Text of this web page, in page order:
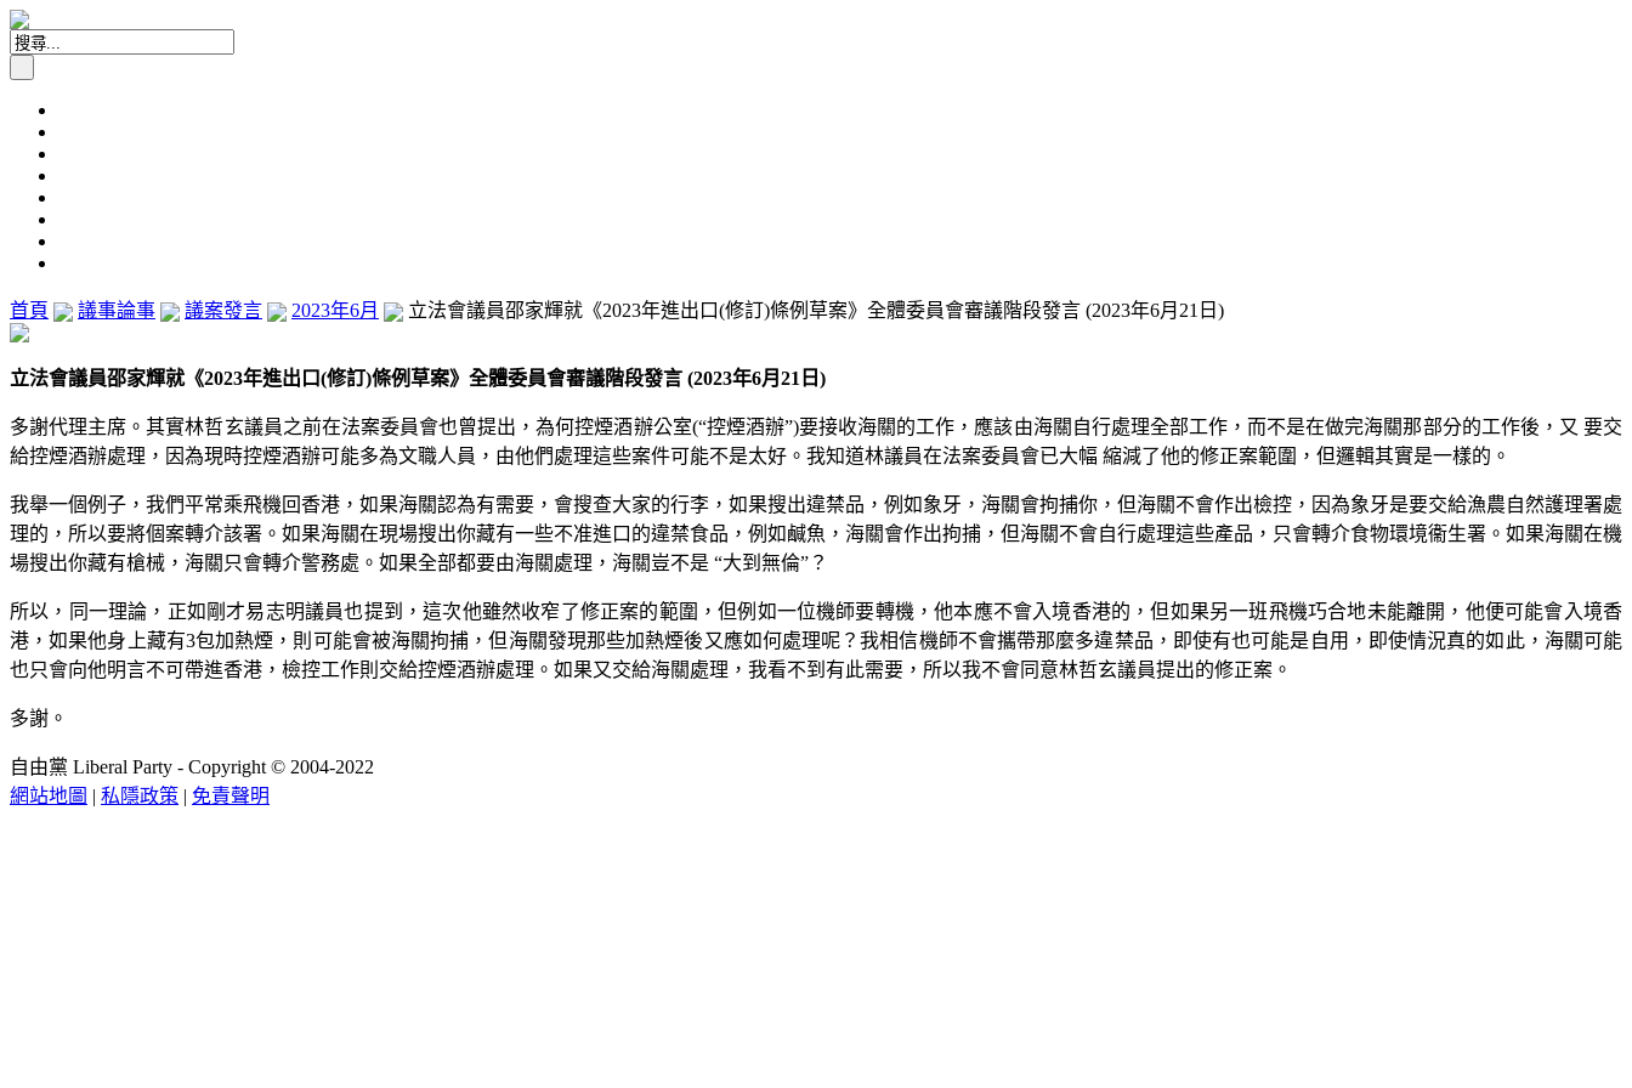
首頁 議事論事 議案發言 2023年6月 立法會議員邵家輝就《2023年進出口(修訂)條例草案》全體委員會審議階段發言 (2023年6月21日)
立法會議員邵家輝就《2023年進出口(修訂)條例草案》全體委員會審議階段發言 (2023年6月21日)
多謝代理主席。其實林哲玄議員之前在法案委員會也曾提出，為何控煙酒辦公室(“控煙酒辦”)要接收海關的工作，應該由海關自行處理全部工作，而不是在做完海關那部分的工作後，又 要交
給控煙酒辦處理，因為現時控煙酒辦可能多為文職人員，由他們處理這些案件可能不是太好。我知道林議員在法案委員會已大幅 縮減了他的修正案範圍，但邏輯其實是一樣的。
我舉一個例子，我們平常乘飛機回香港，如果海關認為有需要，會搜查大家的行李，如果搜出違禁品，例如象牙，海關會拘捕你，但海關不會作出檢控，因為象牙是要交給漁農自然護理署處
理的，所以要將個案轉介該署。如果海關在現場搜出你藏有一些不准進口的違禁食品，例如鹹魚，海關會作出拘捕，但海關不會自行處理這些產品，只會轉介食物環境衞生署。如果海關在機
場搜出你藏有槍械，海關只會轉介警務處。如果全部都要由海關處理，海關豈不是 “大到無倫”？
所以，同一理論，正如剛才易志明議員也提到，這次他雖然收窄了修正案的範圍，但例如一位機師要轉機，他本應不會入境香港的，但如果另一班飛機巧合地未能離開，他便可能會入境香
港，如果他身上藏有3包加熱煙，則可能會被海關拘捕，但海關發現那些加熱煙後又應如何處理呢？我相信機師不會攜帶那麼多違禁品，即使有也可能是自用，即使情況真的如此，海關可能
也只會向他明言不可帶進香港，檢控工作則交給控煙酒辦處理。如果又交給海關處理，我看不到有此需要，所以我不會同意林哲玄議員提出的修正案。
多謝。
自由黨 Liberal Party - Copyright © 2004-2022
網站地圖 | 私隱政策 | 免責聲明